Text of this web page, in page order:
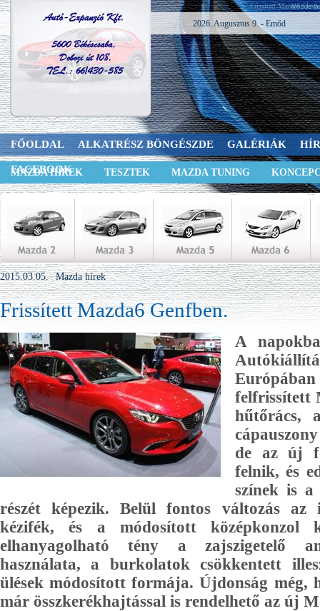
Frissített Mazda6
2026. Augusztus 9. - Emőd
FŐOLDAL ALKATRÉSZ BÖNGÉSZDE GALÉRIÁK
FACEBOOK
MAZDA HÍREK TESZTEK MAZDA TUNING
2015.03.05. Mazda hírek
Frissített Mazda6 Genfben.
A
felfrissített
hűtőrács,
de az új
felnik, és
színek is a
részét képezik. Belül fontos változás az
kézifék, és a módosított középkonzol
elhanyagolható tény a zajszigetelő
használata, a burkolatok csökkentett
ülések módosított formája. Újdonság még,
már összkerékhajtással is rendelhető az új